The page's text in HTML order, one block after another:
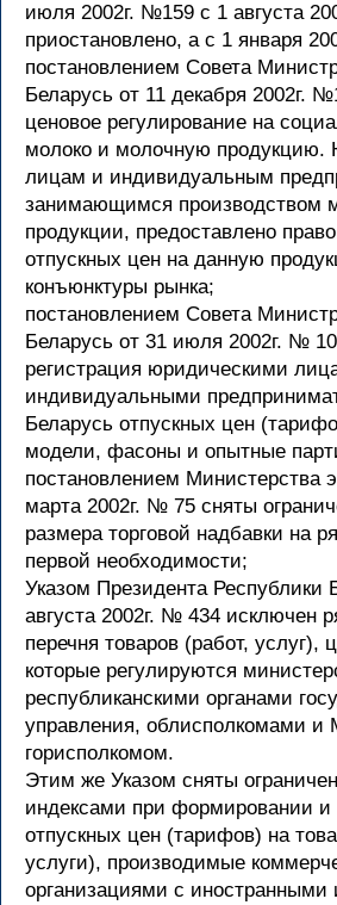
июля 2002г. №159 с 1 августа
приостановлено, а с 1 января
постановлением Совета
Беларусь от 11 декабря 2002г.
ценовое регулирование на
молоко и молочную продукцию.
лицам и индивидуальным
занимающимся производством
продукции, предоставлено
отпускных цен на данную
конъюнктуры рынка;
постановлением Совета
Беларусь от 31 июля 2002г. №
регистрация юридическими
индивидуальными
Беларусь отпускных цен
модели, фасоны и опытные
постановлением Министерства
марта 2002г. № 75 сняты
размера торговой надбавки на
первой необходимости;
Указом Президента Республики
августа 2002г. № 434 исключен
перечня товаров (работ,
которые регулируются
республиканскими органами
управления, облисполкомами и
горисполкомом.
Этим же Указом сняты
индексами при формировании и
отпускных цен (тарифов) на
услуги), производимые
организациями с иностранными